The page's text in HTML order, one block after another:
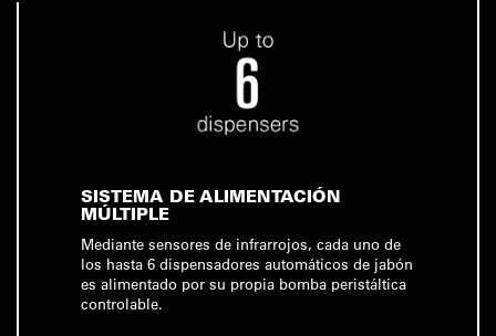
SISTEMA DE ALIMENTACIÓN
MÚLTIPLE
Mediante sensores de infrarrojos, cada uno de
los hasta 6 dispensadores automáticos de jabón
es alimentado por su propia bomba peristáltica
controlable.